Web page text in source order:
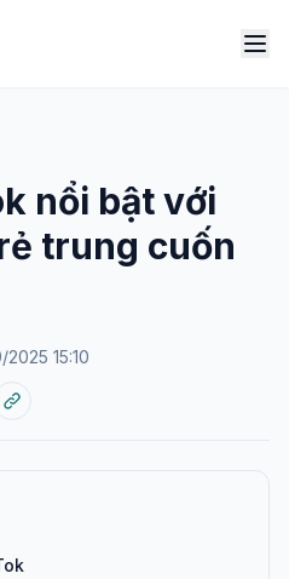
nổi bật với
trung cuốn
2025 15:10